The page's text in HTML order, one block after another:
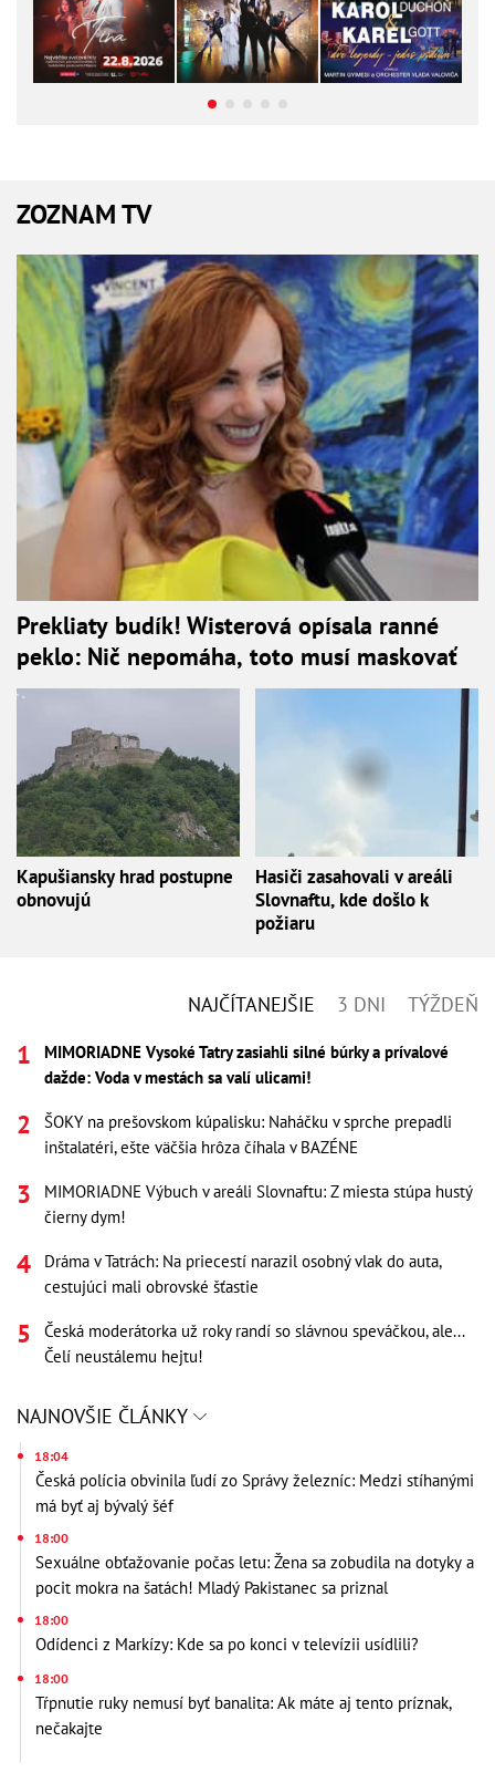
ZOZNAM TV
Prekliaty budík! Wisterová opísala ranné
peklo: Nič nepomáha, toto musí maskovať
Kapušiansky hrad postupne
obnovujú
Hasiči zasahovali v areáli
Slovnaftu, kde došlo k
požiaru
NAJČÍTANEJŠIE 3 DNI TÝŽDEŇ
MIMORIADNE Vysoké Tatry zasiahli silné búrky a prívalové
dažde: Voda v mestách sa valí ulicami!
ŠOKY na prešovskom kúpalisku: Naháčku v sprche prepadli
inštalatéri, ešte väčšia hrôza číhala v BAZÉNE
MIMORIADNE Výbuch v areáli Slovnaftu: Z miesta stúpa hustý
čierny dym!
Dráma v Tatrách: Na priecestí narazil osobný vlak do auta,
cestujúci mali obrovské šťastie
Česká moderátorka už roky randí so slávnou speváčkou, ale...
Čelí neustálemu hejtu!
NAJNOVŠIE ČLÁNKY
18:04
Česká polícia obvinila ľudí zo Správy železníc: Medzi stíhanými
má byť aj bývalý šéf
18:00
Sexuálne obťažovanie počas letu: Žena sa zobudila na dotyky a
pocit mokra na šatách! Mladý Pakistanec sa priznal
18:00
Odídenci z Markízy: Kde sa po konci v televízii usídlili?
18:00
Tŕpnutie ruky nemusí byť banalita: Ak máte aj tento príznak,
nečakajte